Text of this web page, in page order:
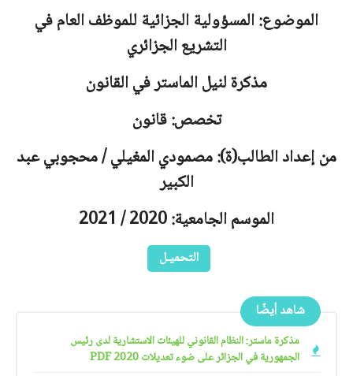
الموضوع: المسؤولية الجزائية للموظف العام في
التشريع الجزائري
مذكرة لنيل الماستر في القانون
تخصص: قانون
من إعداد الطالب(ة): مصمودي المغيلي / محجوبي عبد
الكبير
الموسم الجامعية: 2020 / 2021
التحميـل
شاهد أيضًا
مذكرة ماستر: النظام القانوني للهيئات الاستشارية لدى رئيس
الجمهورية في الجزائر على ضوء تعديلات 2020 PDF